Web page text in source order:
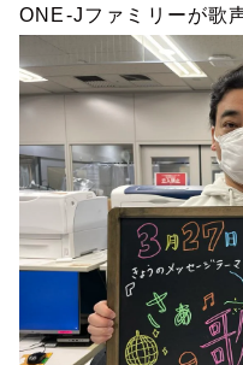
ONE-Jファミリーが歌